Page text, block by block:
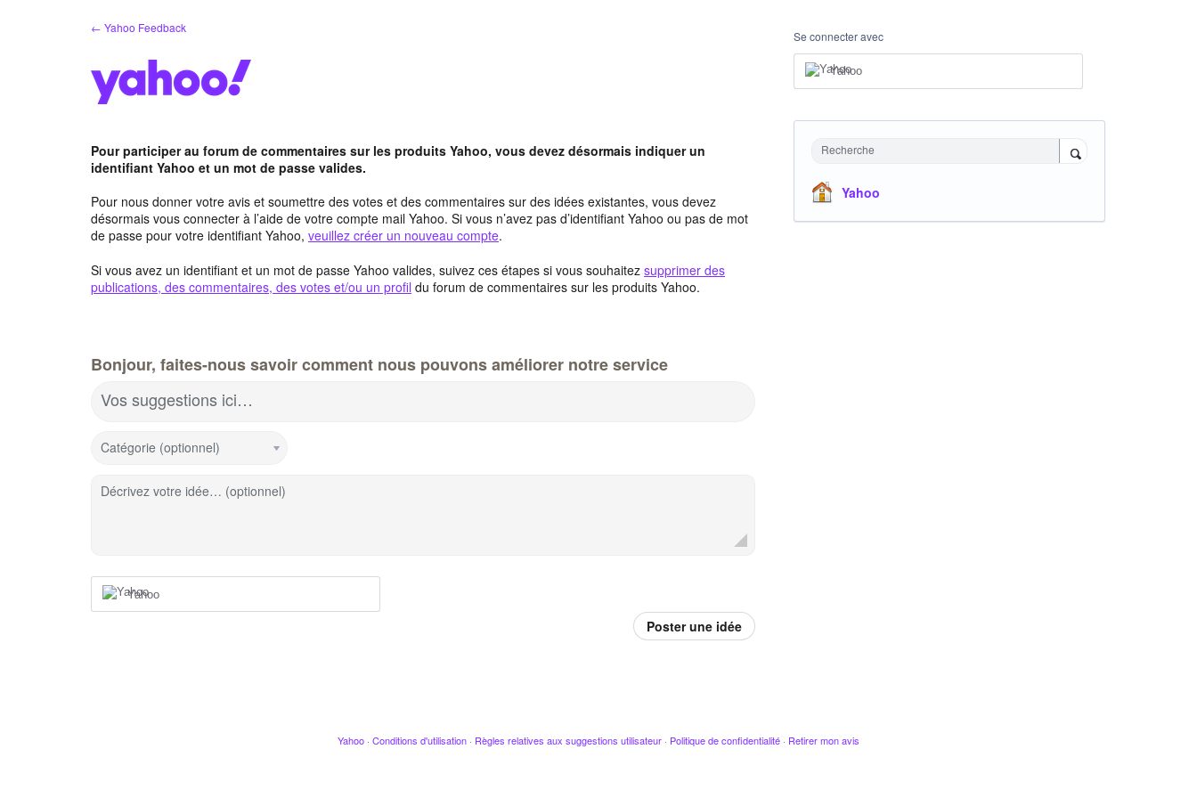
← Yahoo Feedback
Pour participer au forum de commentaires sur les produits Yahoo, vous devez désormais indiquer un
identifiant Yahoo et un mot de passe valides.
Pour nous donner votre avis et soumettre des votes et des commentaires sur des idées existantes, vous devez
désormais vous connecter à l’aide de votre compte mail Yahoo. Si vous n’avez pas d’identifiant Yahoo ou pas de mot
de passe pour votre identifiant Yahoo, veuillez créer un nouveau compte.
Si vous avez un identifiant et un mot de passe Yahoo valides, suivez ces étapes si vous souhaitez supprimer des
publications, des commentaires, des votes et/ou un profil du forum de commentaires sur les produits Yahoo.
Bonjour, faites-nous savoir comment nous pouvons améliorer notre service
Vos suggestions ici…
Catégorie (optionnel)
Décrivez votre idée… (optionnel)
Yahoo
Poster une idée
Se connecter avec
Yahoo
Recherche
Yahoo
Yahoo · Conditions d'utilisation · Règles relatives aux suggestions utilisateur · Politique de confidentialité · Retirer mon avis